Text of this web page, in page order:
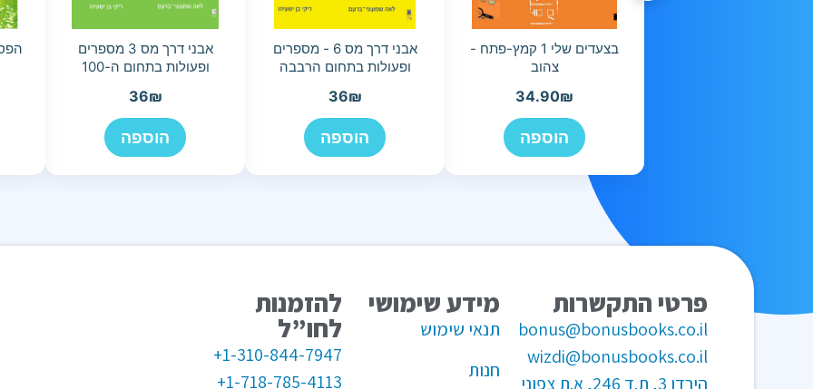
בצעדים שלי 1 קמץ-פתח -
צהוב
34.90₪
הוספה
אבני דרך מס 6 - מספרים
ופעולות בתחום הרבבה
36₪
הוספה
אבני דרך מס 3 מספרים
ופעולות בתחום ה-100
36₪
הוספה
פרטי התקשרות
bonus@bonusbooks.co.il
wizdi@bonusbooks.co.il
הירדן 3, ת.ד 246, א.ת צפוני
מידע שימושי
תנאי שימוש
חנות
להזמנות
לחו”ל
1-310-844-7947+
1-718-785-4113+